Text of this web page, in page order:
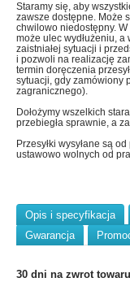
Staramy się, aby
zawsze dostępne. Może
chwilowo niedostępny.
może ulec wydłużeniu,
zaistniałej sytuacji i
i pozwoli na realizację
termin doręczenia
sytuacji, gdy zamówiony
zagranicznego).
Dołożymy wszelkich
przebiegła sprawnie, a
Przesyłki wysyłane są
ustawowo wolnych od
Opis i specyfikacja
Gwarancja
30 dni na zwrot towaru